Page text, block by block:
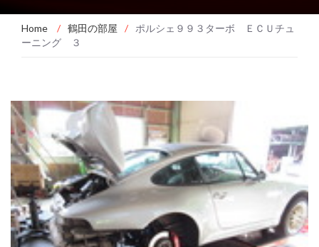
Home / 鶴田の部屋 /
ポルシェ９９３ターボ ＥＣＵチュ
ーニング ３